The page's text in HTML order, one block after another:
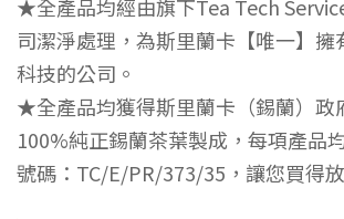
★全產品均經由旗下Tea Tech
司潔淨處理，為斯里蘭卡【唯一】擁
科技的公司。
★全產品均獲得斯里蘭卡（錫蘭）政
100%純正錫蘭茶葉製成，每項產品
號碼：TC/E/PR/373/35，讓您買得